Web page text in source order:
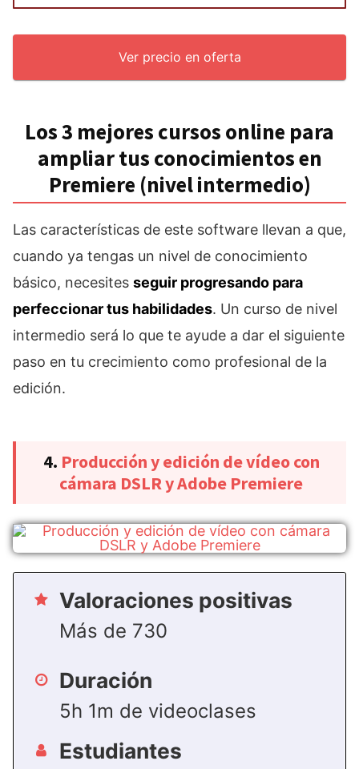
Ver precio en oferta
Los 3 mejores cursos online para
ampliar tus conocimientos en
Premiere (nivel intermedio)
Las características de este software llevan a que,
cuando ya tengas un nivel de conocimiento
básico, necesites seguir progresando para
perfeccionar tus habilidades. Un curso de nivel
intermedio será lo que te ayude a dar el siguiente
paso en tu crecimiento como profesional de la
edición.
4. Producción y edición de vídeo con
cámara DSLR y Adobe Premiere
Valoraciones positivas
Más de 730
Duración
5h 1m de videoclases
Estudiantes